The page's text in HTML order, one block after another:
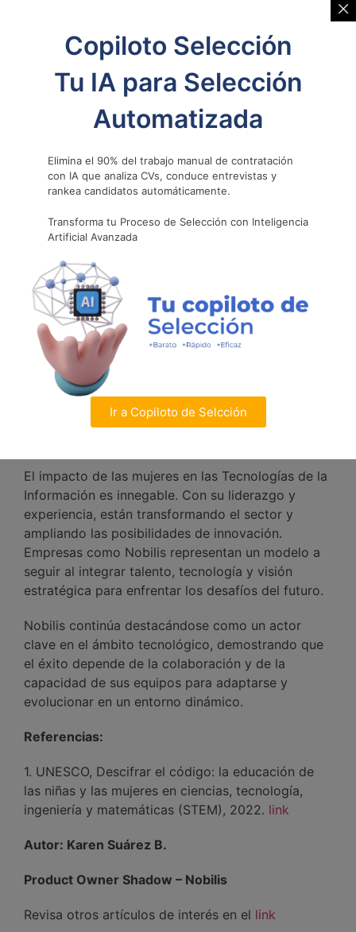
pieza clave en el éxito de los proyectos de Nobilis.
Estas habilidades aseguran que la empresa
continúe siendo un referente en el sector
tecnológico.
Innovación y
colaboración: la esencia
de Nobilis
respaldados por plataformas de colaboración
modernas como Slack y GitLab, que optimizan la
gestión del trabajo y fomentan la creatividad y
eficiencia en cada etapa. Estas herramientas
reflejan el compromiso de la empresa con la
excelencia en la ejecución y la integración del
talento de sus equipos.
Hacia el futuro de las TI
El impacto de las mujeres en las Tecnologías de la
Información es innegable. Con su liderazgo y
experiencia, están transformando el sector y
ampliando las posibilidades de innovación.
Empresas como Nobilis representan un modelo a
seguir al integrar talento, tecnología y visión
estratégica para enfrentar los desafíos del futuro.
Nobilis continúa destacándose como un actor
clave en el ámbito tecnológico, demostrando que
el éxito depende de la colaboración y de la
capacidad de sus equipos para adaptarse y
evolucionar en un entorno dinámico.
Referencias:
1. UNESCO, Descifrar el código: la educación de
las niñas y las mujeres en ciencias, tecnología,
ingeniería y matemáticas (STEM), 2022. link
Autor: Karen Suárez B.
Product Owner Shadow – Nobilis
Revisa otros artículos de interés en el link
Copiloto Selección
Tu IA para Selección
Automatizada
Elimina el 90% del trabajo manual de contratación
con IA que analiza CVs, conduce entrevistas y
rankea candidatos automáticamente.
Transforma tu Proceso de Selección con Inteligencia
Artificial Avanzada
Ir a Copiloto de Selcción